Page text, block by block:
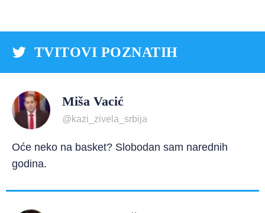
TVITOVI POZNATIH
Miša Vacić
@kazi_zivela_srbija
Oće neko na basket? Slobodan sam narednih
godina.